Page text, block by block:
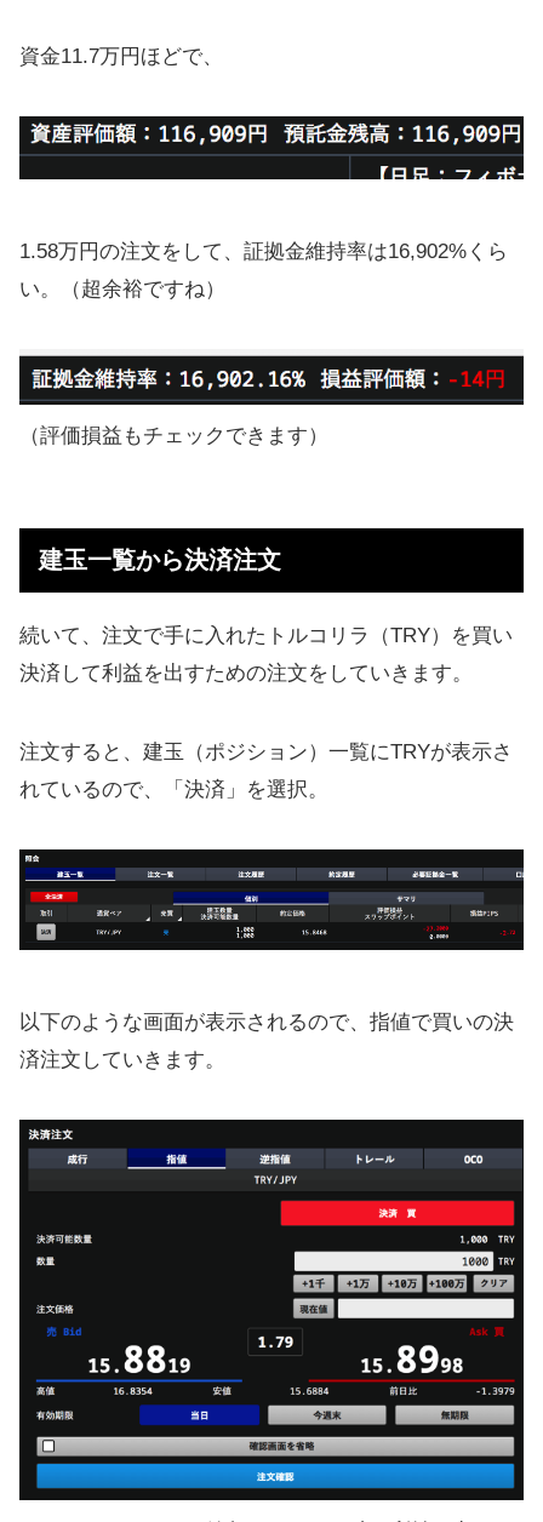
資金11.7万円ほどで、
1.58万円の注文をして、証拠金維持率は16,902%くら
い。（超余裕ですね）
（評価損益もチェックできます）
建玉一覧から決済注文
続いて、注文で手に入れたトルコリラ（TRY）を買い
決済して利益を出すための注文をしていきます。
注文すると、建玉（ポジション）一覧にTRYが表示さ
れているので、「決済」を選択。
以下のような画面が表示されるので、指値で買いの決
済注文していきます。